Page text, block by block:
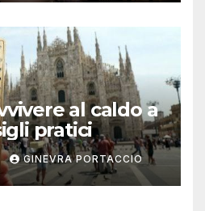
al caldo a
pratici
GINEVRA PORTACCIO